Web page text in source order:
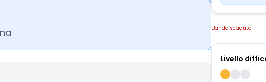
Bando scaduto
Livello